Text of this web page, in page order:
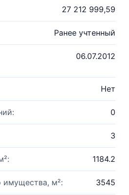
27 212 999,59
Ранее учтенный
06.07.2012
Нет
0
3
1184.2
имущества, м²: 3545